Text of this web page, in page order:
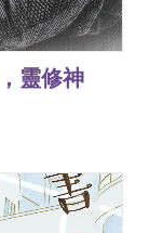
靈修神